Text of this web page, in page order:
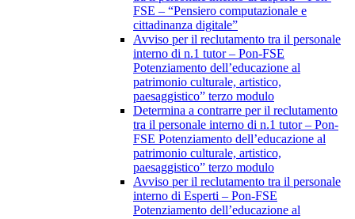
FSE – “Pensiero computazionale e
cittadinanza digitale”
Avviso per il reclutamento tra il personale
interno di n.1 tutor – Pon-FSE
Potenziamento dell’educazione al
patrimonio culturale, artistico,
paesaggistico” terzo modulo
Determina a contrarre per il reclutamento
tra il personale interno di n.1 tutor – Pon-
FSE Potenziamento dell’educazione al
patrimonio culturale, artistico,
paesaggistico” terzo modulo
Avviso per il reclutamento tra il personale
interno di Esperti – Pon-FSE
Potenziamento dell’educazione al